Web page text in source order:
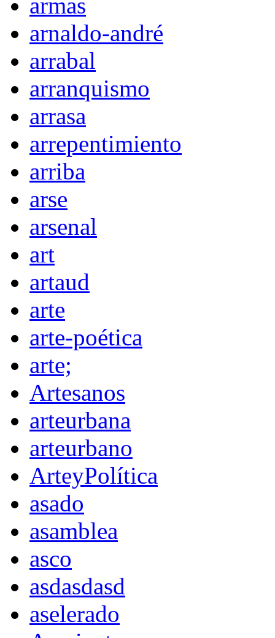
armas
arnaldo-andré
arrabal
arranquismo
arrasa
arrepentimiento
arriba
arse
arsenal
art
artaud
arte
arte-poética
arte;
Artesanos
arteurbana
arteurbano
ArteyPolítica
asado
asamblea
asco
asdasdasd
aselerado